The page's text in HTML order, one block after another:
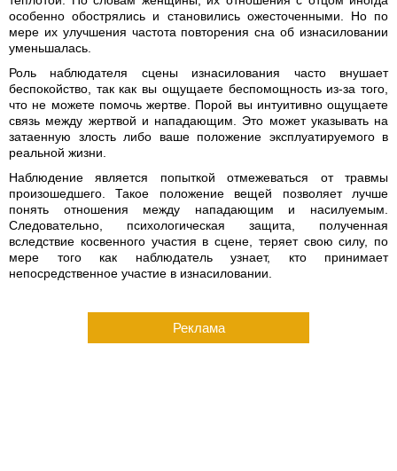
особенно обострялись и становились ожесточенными. Но по
мере их улучшения частота повторения сна об изнасиловании
уменьшалась.
Роль наблюдателя сцены изнасилования часто внушает
беспокойство, так как вы ощущаете беспомощность из-за того,
что не можете помочь жертве. Порой вы интуитивно ощущаете
связь между жертвой и нападающим. Это может указывать на
затаенную злость либо ваше положение эксплуатируемого в
реальной жизни.
Наблюдение является попыткой отмежеваться от травмы
произошедшего. Такое положение вещей позволяет лучше
понять отношения между нападающим и насилуемым.
Следовательно, психологическая защита, полученная
вследствие косвенного участия в сцене, теряет свою силу, по
мере того как наблюдатель узнает, кто принимает
непосредственное участие в изнасиловании.
Реклама